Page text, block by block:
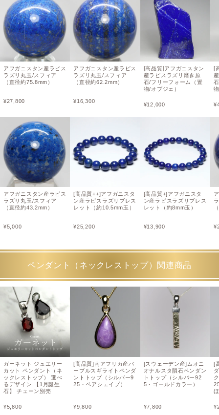
アフガニスタン産ラピス
ラズリ丸玉/スフィア
（直径約75.8mm）
¥27,800
アフガニスタン産ラピス
ラズリ丸玉/スフィア
（直径約43.2mm）
¥5,000
アフガニスタン産ラピス
ラズリ丸玉/スフィア
（直径約62.2mm）
¥16,300
[高品質++]アフガニスタ
ン産ラピスラズリブレス
レット（約10.5mm玉）
¥25,200
[高品質]アフガニスタン
産ラピスラズリ磨き原
石/フリーフォーム（置
物/オブジェ）
¥12,000
[高品質+]アフガニスタ
ン産ラピスラズリブレス
レット（約8mm玉）
¥13,900
[
¥
¥
ペンダント（ネックレストップ）関連商品
ガーネット ジュエリー
カット ペンダント（ネ
ックレストップ） 選べ
るデザイン 【1月誕生
石】 チェーン別売
¥5,800
[高品質]南アフリカ産パ
ープルスギライトペンダ
ントトップ（シルバー9
25・ペアシェイプ）
¥9,800
[スウェーデン産]ムオニ
オナルスタ隕石ペンダン
トトップ（シルバー92
5・ゴールドカラー）
¥7,800
[
¥